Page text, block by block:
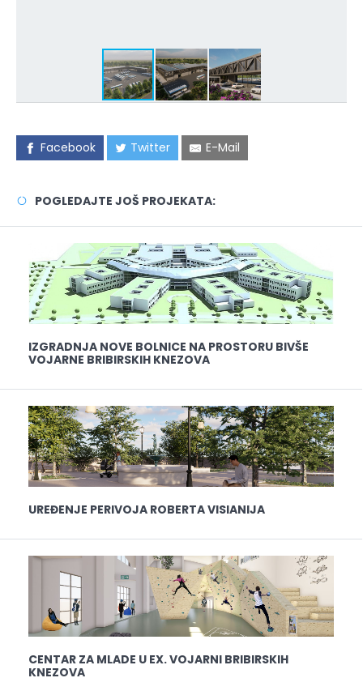
Facebook Twitter E-Mail
POGLEDAJTE JOŠ PROJEKATA:
IZGRADNJA NOVE BOLNICE NA PROSTORU BIVŠE
VOJARNE BRIBIRSKIH KNEZOVA
UREĐENJE PERIVOJA ROBERTA VISIANIJA
CENTAR ZA MLADE U EX. VOJARNI BRIBIRSKIH
KNEZOVA